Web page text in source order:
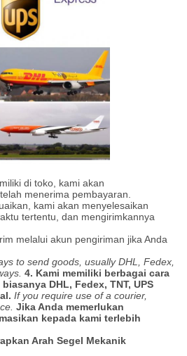
di toko, kami akan
menerima pembayaran.
kami akan menyelesaikan
tertentu, dan mengirimkannya
melalui akun pengiriman jika Anda
to send goods, usually DHL, Fedex,
4. Kami memiliki berbagai cara
DHL, Fedex, TNT, UPS
If you require use of a courier,
Jika Anda memerlukan
kepada kami terlebih
Arah Segel Mekanik